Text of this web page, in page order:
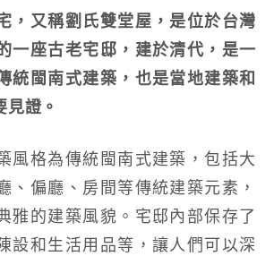
，又稱劉氏雙堂屋，是位於台灣
一座古老宅邸，建於清代，是一
統閩南式建築，也是當地建築和
見證。
風格為傳統閩南式建築，包括大
、偏廳、房間等傳統建築元素，
雅的建築風貌。宅邸內部保存了
設和生活用品等，讓人們可以深